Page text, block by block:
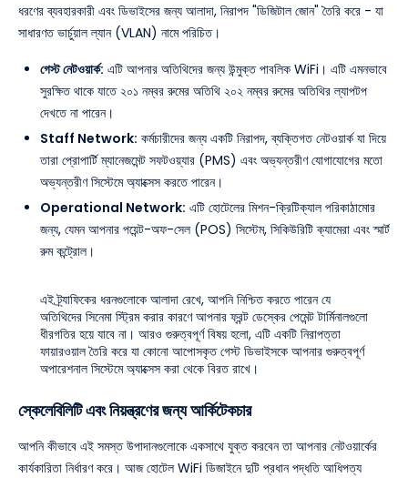
ধরণের ব্যবহারকারী এবং ডিভাইসের জন্য আলাদা, নিরাপদ "ডিজিটাল জোন" তৈরি করে - যা
সাধারণত ভার্চুয়াল ল্যান (VLAN) নামে পরিচিত।
গেস্ট নেটওয়ার্ক: এটি আপনার অতিথিদের জন্য উন্মুক্ত পাবলিক WiFi। এটি এমনভাবে
সুরক্ষিত থাকে যাতে ২০১ নম্বর রুমের অতিথি ২০২ নম্বর রুমের অতিথির ল্যাপটপ
দেখতে না পারেন।
Staff Network: কর্মচারীদের জন্য একটি নিরাপদ, ব্যক্তিগত নেটওয়ার্ক যা দিয়ে
তারা প্রোপার্টি ম্যানেজমেন্ট সফটওয়্যার (PMS) এবং অভ্যন্তরীণ যোগাযোগের মতো
অভ্যন্তরীণ সিস্টেমে অ্যাক্সেস করতে পারেন।
Operational Network: এটি হোটেলের মিশন-ক্রিটিক্যাল পরিকাঠামোর
জন্য, যেমন আপনার পয়েন্ট-অফ-সেল (POS) সিস্টেম, সিকিউরিটি ক্যামেরা এবং স্মার্ট
রুম কন্ট্রোল।
এই ট্র্যাফিকের ধরনগুলোকে আলাদা রেখে, আপনি নিশ্চিত করতে পারেন যে
অতিথিদের সিনেমা স্ট্রিম করার কারণে আপনার ফ্রন্ট ডেস্কের পেমেন্ট টার্মিনালগুলো
ধীরগতির হয়ে যাবে না। আরও গুরুত্বপূর্ণ বিষয় হলো, এটি একটি নিরাপত্তা
ফায়ারওয়াল তৈরি করে যা কোনো আপোসকৃত গেস্ট ডিভাইসকে আপনার গুরুত্বপূর্ণ
অপারেশনাল সিস্টেমে অ্যাক্সেস করা থেকে বিরত রাখে।
স্কেলেবিলিটি এবং নিয়ন্ত্রণের জন্য আর্কিটেকচার
আপনি কীভাবে এই সমস্ত উপাদানগুলোকে একসাথে যুক্ত করবেন তা আপনার নেটওয়ার্কের
কার্যকারিতা নির্ধারণ করে। আজ হোটেল WiFi ডিজাইনে দুটি প্রধান পদ্ধতি আধিপত্য